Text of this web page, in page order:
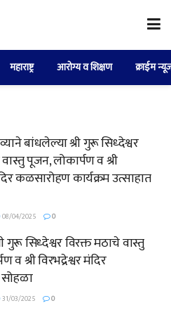
महाराष्ट्र आरोग्य व शिक्षण क्राईम
बांधलेल्या श्री गुरू सिध्देश्वर
पूजन, लोकार्पण व श्री
कळसारोहण कार्यक्रम उत्साहात
08/04/2025 0
गुरू सिध्देश्वर विरक्त मठाचे वास्तु
व श्री विरभद्रेश्वर मंदिर
31/03/2025 0